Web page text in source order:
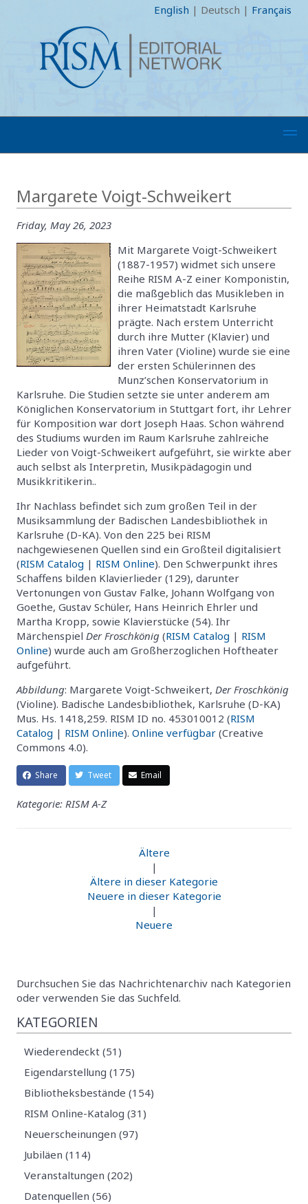
English | Deutsch | Français
Margarete Voigt-Schweikert
Friday, May 26, 2023
Mit Margarete Voigt-Schweikert
(1887-1957) widmet sich unsere
Reihe RISM A-Z einer Komponistin,
die maßgeblich das Musikleben in
ihrer Heimatstadt Karlsruhe
prägte. Nach erstem Unterricht
durch ihre Mutter (Klavier) und
ihren Vater (Violine) wurde sie eine
der ersten Schülerinnen des
Munz’schen Konservatorium in
Karlsruhe. Die Studien setzte sie unter anderem am
Königlichen Konservatorium in Stuttgart fort, ihr Lehrer
für Komposition war dort Joseph Haas. Schon während
des Studiums wurden im Raum Karlsruhe zahlreiche
Lieder von Voigt-Schweikert aufgeführt, sie wirkte aber
auch selbst als Interpretin, Musikpädagogin und
Musikkritikerin..
Ihr Nachlass befindet sich zum großen Teil in der
Musiksammlung der Badischen Landesbibliothek in
Karlsruhe (D-KA). Von den 225 bei RISM
nachgewiesenen Quellen sind ein Großteil digitalisiert
(RISM Catalog | RISM Online). Den Schwerpunkt ihres
Schaffens bilden Klavierlieder (129), darunter
Vertonungen von Gustav Falke, Johann Wolfgang von
Goethe, Gustav Schüler, Hans Heinrich Ehrler und
Martha Kropp, sowie Klavierstücke (54). Ihr
Märchenspiel Der Froschkönig (RISM Catalog | RISM
Online) wurde auch am Großherzoglichen Hoftheater
aufgeführt.
Abbildung: Margarete Voigt-Schweikert, Der Froschkönig
(Violine). Badische Landesbibliothek, Karlsruhe (D-KA)
Mus. Hs. 1418,259. RISM ID no. 453010012 (RISM
Catalog | RISM Online). Online verfügbar (Creative
Commons 4.0).
Share Tweet Email
Kategorie: RISM A-Z
Ältere
|
Ältere in dieser Kategorie
Neuere in dieser Kategorie
|
Neuere
Durchsuchen Sie das Nachrichtenarchiv nach Kategorien
oder verwenden Sie das Suchfeld.
KATEGORIEN
Wiederendeckt (51)
Eigendarstellung (175)
Bibliotheksbestände (154)
RISM Online-Katalog (31)
Neuerscheinungen (97)
Jubiläen (114)
Veranstaltungen (202)
Datenquellen (56)